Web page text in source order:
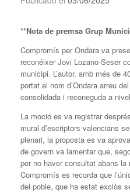
**Nota de premsa Grup
Compromís per Ondara va
reconéixer Jovi Lozano-Seser
municipi. L’autor, amb més de
portat el nom d’Ondara arreu
consolidada i reconeguda a
La moció es va registrar
mural d’escriptors valencians
plenari, la proposta es va
de govern va lamentar que,
per no haver consultat abans la
Compromís es recorda que
del poble, que ha estat exclòs